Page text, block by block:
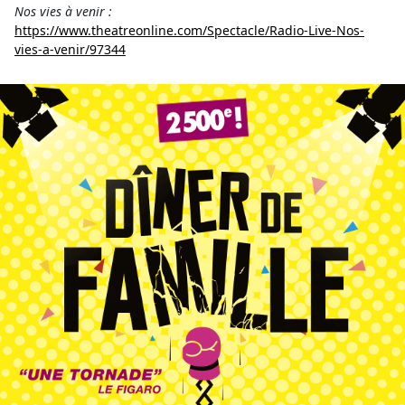
Nos vies à venir :
https://www.theatreonline.com/Spectacle/Radio-Live-Nos-
vies-a-venir/97344